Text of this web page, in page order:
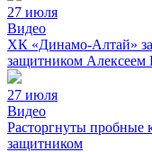
27 июля
Видео
ХК «Динамо-Алтай»
защитником Алексеем
27 июля
Видео
Расторгнуты пробные
защитником